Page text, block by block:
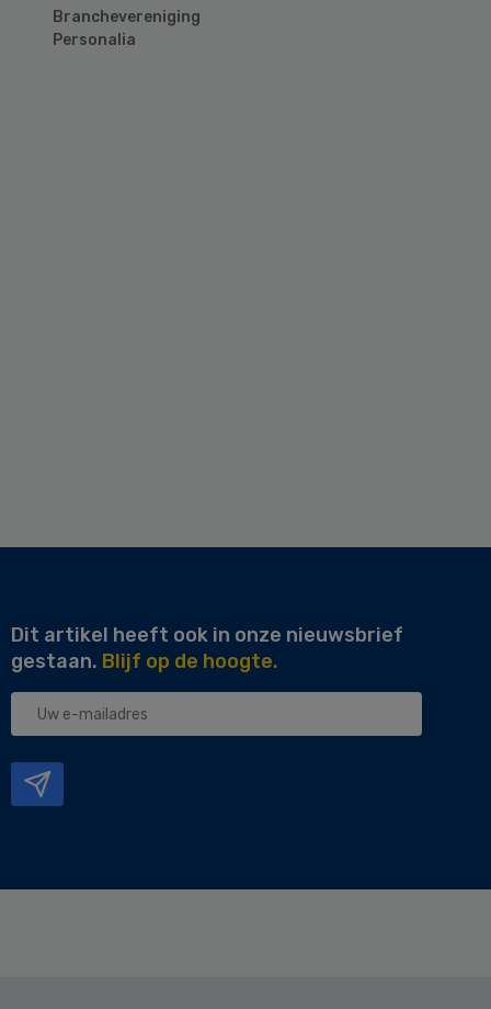
Branchevereniging
Personalia
Dit artikel heeft ook in onze nieuwsbrief
gestaan. Blijf op de hoogte.
Uw